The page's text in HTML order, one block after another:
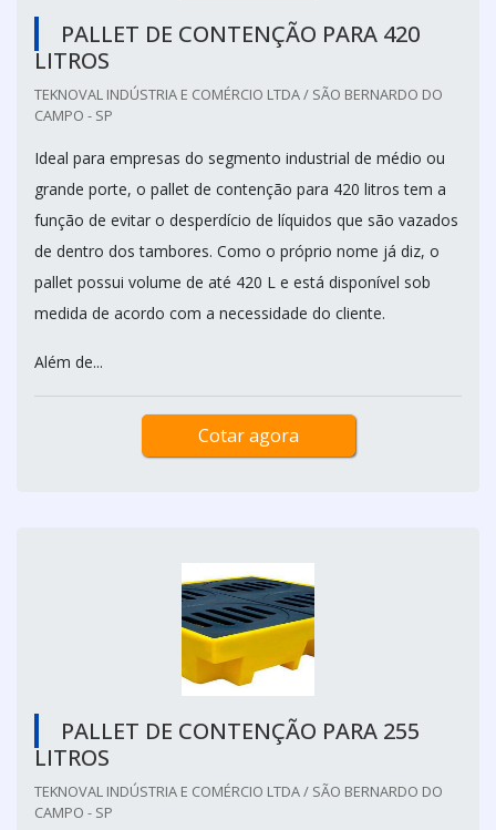
PALLET DE CONTENÇÃO PARA 420
LITROS
TEKNOVAL INDÚSTRIA E COMÉRCIO LTDA / SÃO BERNARDO DO
CAMPO - SP
Ideal para empresas do segmento industrial de médio ou
grande porte, o pallet de contenção para 420 litros tem a
função de evitar o desperdício de líquidos que são vazados
de dentro dos tambores. Como o próprio nome já diz, o
pallet possui volume de até 420 L e está disponível sob
medida de acordo com a necessidade do cliente.
Além de...
Cotar agora
PALLET DE CONTENÇÃO PARA 255
LITROS
TEKNOVAL INDÚSTRIA E COMÉRCIO LTDA / SÃO BERNARDO DO
CAMPO - SP